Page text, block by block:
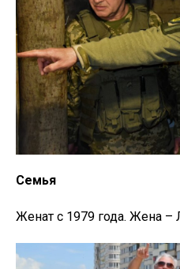
Семья
Женат с 1979 года. Жена